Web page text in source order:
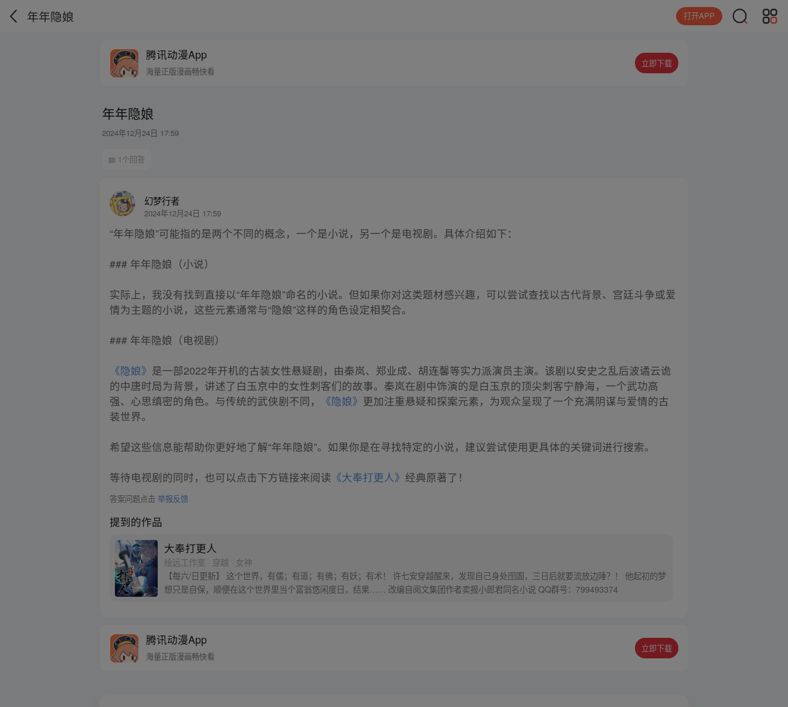
年年隐娘 打开APP
腾讯动漫App
海量正版漫画畅快看
立即下载
年年隐娘
2024年12月24日 17:59
1个回答
幻梦行者
2024年12月24日 17:59
“年年隐娘”可能指的是两个不同的概念，一个是小说，另一个是电视剧。具体介绍如下：
### 年年隐娘（小说）
实际上，我没有找到直接以“年年隐娘”命名的小说。但如果你对这类题材感兴趣，可以尝试查找以古代背景、宫廷斗争或爱
情为主题的小说，这些元素通常与“隐娘”这样的角色设定相契合。
### 年年隐娘（电视剧）
《隐娘》 是一部2022年开机的古装女性悬疑剧，由秦岚、郑业成、胡连馨等实力派演员主演。该剧以安史之乱后波谲云诡
的中唐时局为背景，讲述了白玉京中的女性刺客们的故事。秦岚在剧中饰演的是白玉京的顶尖刺客宁静海，一个武功高
强、心思缜密的角色。与传统的武侠剧不同，
《隐娘》 更加注重悬疑和探案元素，为观众呈现了一个充满阴谋与爱情的古
装世界。
希望这些信息能帮助你更好地了解“年年隐娘”。如果你是在寻找特定的小说，建议尝试使用更具体的关键词进行搜索。
等待电视剧的同时，也可以点击下方链接来阅读 《大奉打更人》 经典原著了！
答案问题点击举报反馈
提到的作品
大奉打更人
绘远工作室 · 穿越 · 女神
【每六/日更新】 这个世界，有儒；有道；有佛；有妖；有术！ 许七安穿越醒来，发现自己身处囹圄，三日后就要流放边陲？！ 他起初的梦
想只是自保，顺便在这个世界里当个富翁悠闲度日，结果…… 改编自阅文集团作者卖报小郎君同名小说 QQ群号：799493374
腾讯动漫App
海量正版漫画畅快看
立即下载